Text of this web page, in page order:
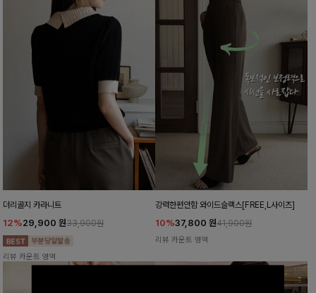
더리골지 카라니트
12%29,900 원33,900원
리뷰 카운트 영역
강력한편안함 와이드슬랙스[FREE,L사이즈]
10%37,800 원41,900원
리뷰 카운트 영역